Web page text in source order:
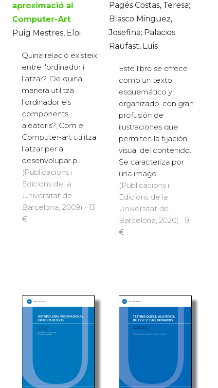
aproximació al
Computer-Art
Puig Mestres, Eloi
Quina relació existeix
entre l'ordinador i
l'atzar?, De quina
manera utilitza
l'ordinador els
components
aleatoris?, Com el
Computer-art utilitza
l'atzar per a
desenvolupar p...
(Publicacions i
Edicions de la
Universitat de
Barcelona, 2009) · 13
€
Pagés Costas, Teresa;
Blasco Minguez,
Josefina; Palacios
Raufast, Luis
Este libro se ofrece
como un texto
esquemático y
organizado, con gran
profusión de
ilustraciones que
permiten la fijación
visual del contenido.
Se caracteriza por
una image...
(Publicacions i
Edicions de la
Universitat de
Barcelona, 2020) · 9
€